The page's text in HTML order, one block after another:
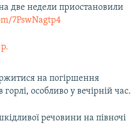
две недели приостановили
7PswNagtp4
на погіршення
особливо у вечірній час.
речовини на півночі